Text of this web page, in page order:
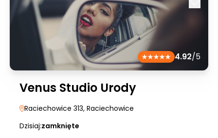
4.92/5
Venus Studio Urody
Raciechowice 313, Raciechowice
Dzisiaj:zamknięte